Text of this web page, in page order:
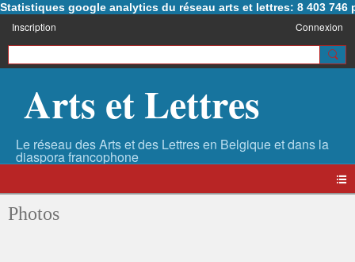
Statistiques google analytics du réseau arts et lettres: 8 403 746
Inscription Connexion
Arts et Lettres
Photos